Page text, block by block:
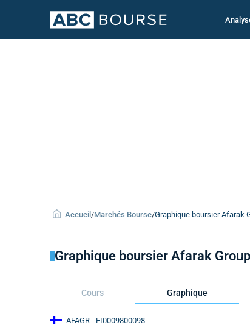
Accueil /Marchés Bourse/Graphique boursier Afarak
Graphique boursier Afarak
Cours Graphique
AFAGR - FI0009800098